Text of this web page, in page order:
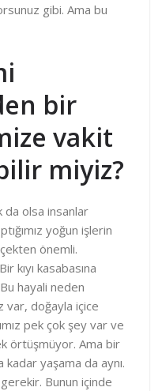
gibi. Ama bu
bir
vakit
miyiz?
da olsa insanlar
yoğun işlerin
önemli.
kıyı kasabasına
hayali neden
var, doğayla içice
pek çok şey var ve
örtüşmüyor. Ama bir
kadar yaşama da aynı.
Bunun içinde